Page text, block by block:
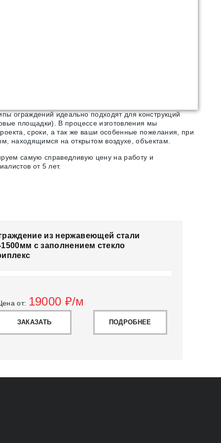
ограждений идеально подходят для конструкций
площадки). В процессе изготовления мы
сроки, а так же ваши особенные пожелания, при
находящимся на открытом воздухе, объектам.
самую справедливую цену на работу и
от 5 лет.
из нержавеющей стали
с заполнением стекло
от: 19000 ₽/м
ЗАКАЗАТЬ ПОДРОБНЕЕ